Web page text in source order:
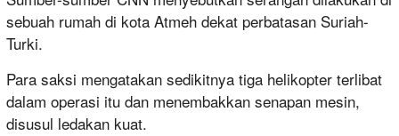
sebuah rumah di kota Atmeh dekat perbatasan Suriah-
Turki.
Para saksi mengatakan sedikitnya tiga helikopter terlibat
dalam operasi itu dan menembakkan senapan mesin,
disusul ledakan kuat.